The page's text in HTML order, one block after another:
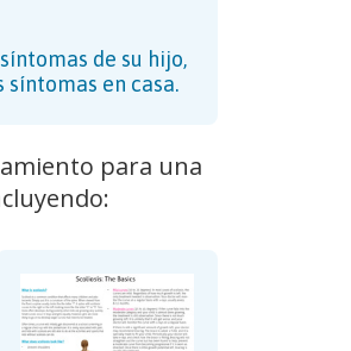
de su hijo,
en casa.
para una